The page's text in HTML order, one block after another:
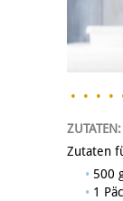
ZUTATEN:
Zutaten
500
1